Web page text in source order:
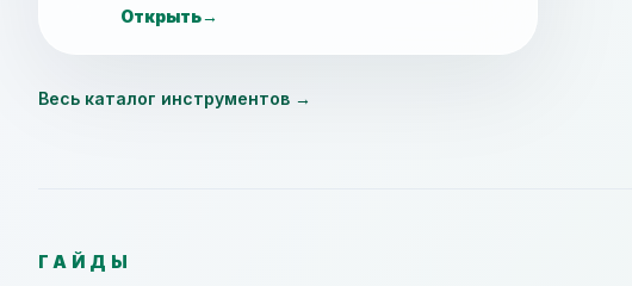
Открыть→
Весь каталог инструментов →
ГАЙДЫ